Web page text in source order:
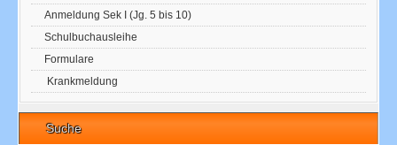
Anmeldung Sek I (Jg. 5 bis 10)
Schulbuchausleihe
Formulare
Krankmeldung
Suche